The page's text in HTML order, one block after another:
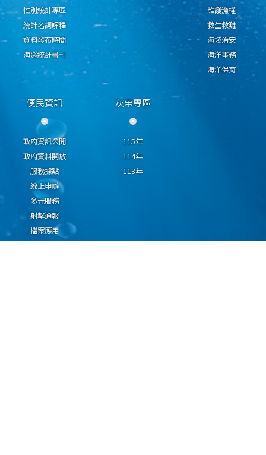
性別統計專區
統計名詞解釋
資料發布時間
海巡統計書刊
維護漁權
救生救難
海域治安
海洋事務
海洋保育
便民資訊
政府資訊公開
政府資料開放
服務據點
線上申辦
多元服務
射擊通報
檔案應用
灰帶專區
115年
114年
113年